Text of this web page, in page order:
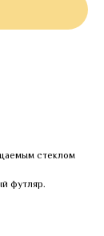
стеклом
футляр.